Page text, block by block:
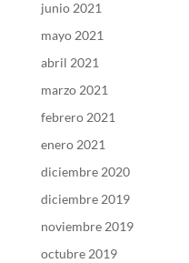
junio 2021
mayo 2021
abril 2021
marzo 2021
febrero 2021
enero 2021
diciembre 2020
diciembre 2019
noviembre 2019
octubre 2019